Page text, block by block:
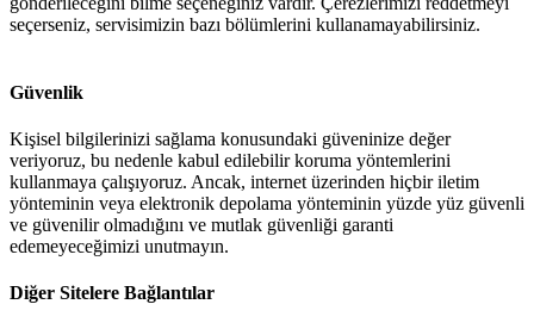
seçerseniz, servisimizin bazı bölümlerini kullanamayabilirsiniz.
Güvenlik
Kişisel bilgilerinizi sağlama konusundaki güveninize değer
veriyoruz, bu nedenle kabul edilebilir koruma yöntemlerini
kullanmaya çalışıyoruz. Ancak, internet üzerinden hiçbir iletim
yönteminin veya elektronik depolama yönteminin yüzde yüz güvenli
ve güvenilir olmadığını ve mutlak güvenliği garanti
edemeyeceğimizi unutmayın.
Diğer Sitelere Bağlantılar